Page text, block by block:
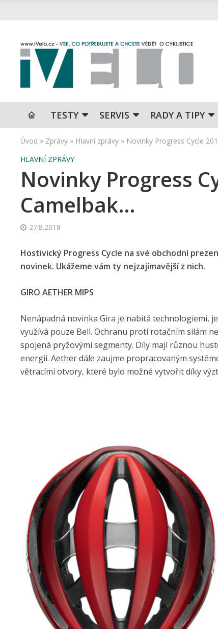
TESTY SERVIS RADY A TIPY
Úvod » Zprávy » Hlavní zprávy » Novinky Progress Cycle
HLAVNÍ ZPRÁVY
Novinky Progress
Camelbak…
27.8.2018
Hostivický Progress Cycle na své obchodní
novinek. Ukážeme vám ty nejzajímavější z nich.
GIRO AETHER MIPS
Nenápadná novinka Gira je nabitá technologiemi,
využívá pouze Bell. Ochranu proti rotačním silám
spojená pryžovými segmenty. Díly mají různou
energii. Aether dále zaujme propracovaným
větracími otvory, které bylo možné vytvořit díky